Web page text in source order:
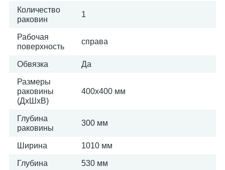
Количество
раковин
1
Рабочая
поверхность
справа
Обвязка Да
Размеры
раковины
(ДхШхВ)
400х400 мм
Глубина
раковины
300 мм
Ширина 1010 мм
Глубина 530 мм